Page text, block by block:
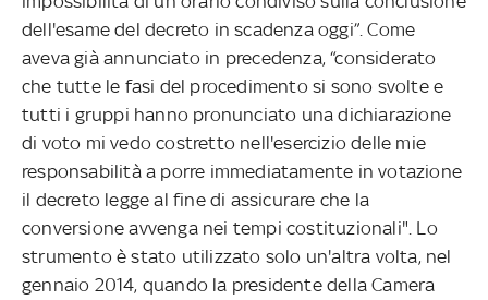
dell'esame del decreto in scadenza oggi”. Come
aveva già annunciato in precedenza, “considerato
che tutte le fasi del procedimento si sono svolte e
tutti i gruppi hanno pronunciato una dichiarazione
di voto mi vedo costretto nell'esercizio delle mie
responsabilità a porre immediatamente in votazione
il decreto legge al fine di assicurare che la
conversione avvenga nei tempi costituzionali". Lo
strumento è stato utilizzato solo un'altra volta, nel
gennaio 2014, quando la presidente della Camera